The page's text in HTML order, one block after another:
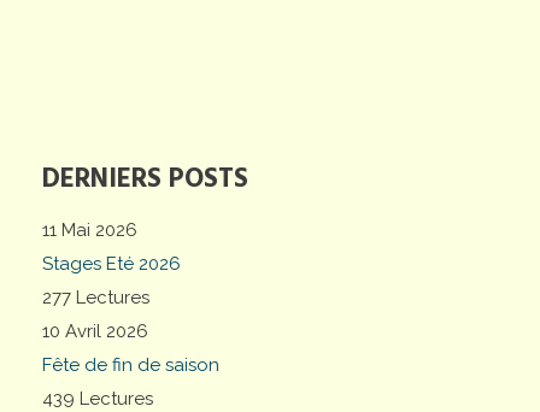
DERNIERS POSTS
11 Mai 2026
Stages Eté 2026
277 Lectures
10 Avril 2026
Fête de fin de saison
439 Lectures